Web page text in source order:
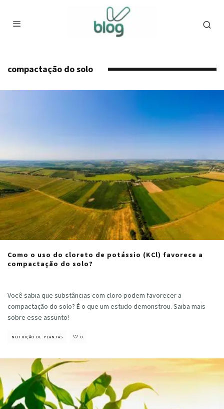
compactação do solo
Como o uso do cloreto de potássio (KCl) favorece a
compactação do solo?
Você sabia que substâncias com cloro podem favorecer a
compactação do solo? É o que um estudo demonstrou. Saiba mais
sobre esse assunto!
NUTRIÇÃO DE PLANTAS 0